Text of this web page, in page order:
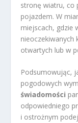
stronę wiatru, co
pojazdem. W
miejscach, gdzie
nieoczekiwanych
otwartych lub w
Podsumowując,
pogodowych
świadomości
odpowiedniego
i ostrożnym